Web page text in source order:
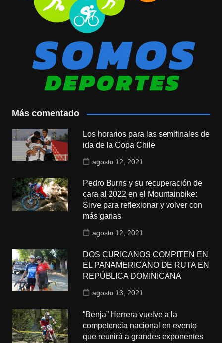
Más comentado
Los horarios para las semifinales de
ida de la Copa Chile
agosto 12, 2021
Pedro Burns y su recuperación de
cara al 2022 en el Mountainbike:
Sirve para reflexionar y volver con
más ganas
agosto 12, 2021
DOS CURICANOS COMPITEN EN
EL PANAMERICANO DE RUTA EN
REPÚBLICA DOMINICANA
agosto 13, 2021
“Benja” Herrera vuelve a la
competencia nacional en evento
que reunirá a grandes exponentes